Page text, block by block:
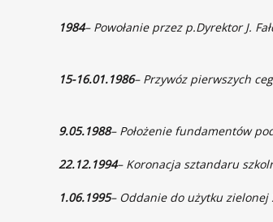
1984– Powołanie przez p.Dyrektor J.
15-16.01.1986– Przywóz pierwszych
9.05.1988– Położenie fundamentów
22.12.1994– Koronacja sztandaru
1.06.1995– Oddanie do użytku zielonej